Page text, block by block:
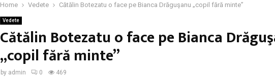
Home Vedete Cătălin Botezatu o face pe Bianca Drăguşanu „copil fără minte”
Vedete
Cătălin Botezatu o face pe Bianca
„copil fără minte”
by admin 0 469